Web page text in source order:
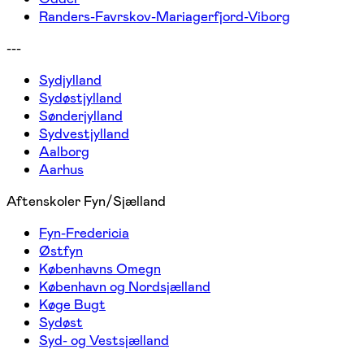
Randers-Favrskov-Mariagerfjord-Viborg
---
Sydjylland
Sydøstjylland
Sønderjylland
Sydvestjylland
Aalborg
Aarhus
Aftenskoler Fyn/Sjælland
Fyn-Fredericia
Østfyn
Københavns Omegn
København og Nordsjælland
Køge Bugt
Sydøst
Syd- og Vestsjælland